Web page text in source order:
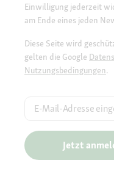
Einwilligung jederzeit
am Ende eines jeden
Diese Seite wird
gelten die Google
Nutzungsbedingungen.
E-Mail-Adresse
Jetzt